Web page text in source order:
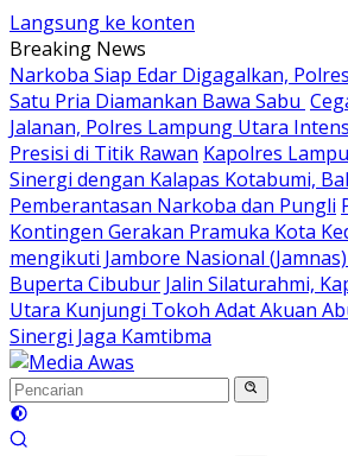
Langsung ke konten
Breaking News
Narkoba Siap Edar Digagalkan,
Satu Pria Diamankan Bawa Sabu
Jalanan, Polres Lampung Utara
Presisi di Titik Rawan Kapolres
Sinergi dengan Kalapas Kotabumi,
Pemberantasan Narkoba dan Pungli
Kontingen Gerakan Pramuka Kota
mengikuti Jambore Nasional
Buperta Cibubur Jalin Silaturahmi,
Utara Kunjungi Tokoh Adat Akuan
Sinergi Jaga Kamtibma